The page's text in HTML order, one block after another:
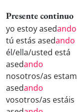
Presente continuo
yo estoy asedando
tú estás asedando
él/ella/usted está
asedando
nosotros/as
asedando
vosotros/as estáis